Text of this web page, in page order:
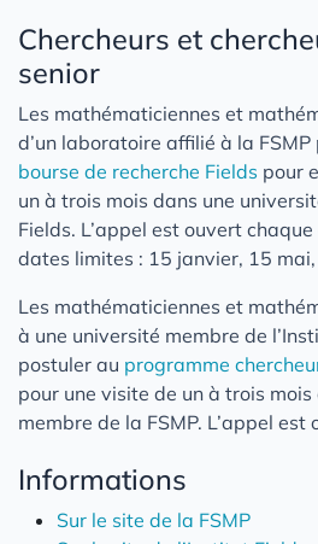
Chercheurs et
senior
Les mathématiciennes et
d’un laboratoire affilié à la
bourse de recherche Fields pour
un à trois mois dans une
Fields. L’appel est ouvert
dates limites : 15 janvier, 15
Les mathématiciennes et
à une université membre de
postuler au programme
pour une visite de un à trois
membre de la FSMP. L’appel est
Informations
Sur le site de la FSMP